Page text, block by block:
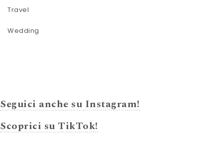
Travel
Wedding
Seguici anche su Instagram!
Scoprici su TikTok!